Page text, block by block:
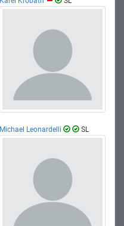
Michael Leonardelli SL